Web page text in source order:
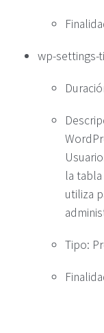
wp-settings-
la
utiliza
Tipo: